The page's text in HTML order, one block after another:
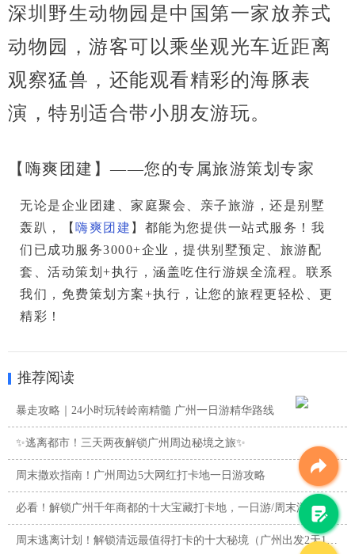
深圳野生动物园 是中国第一家放养式
动物园，游客可以乘坐观光车近距离
观察猛兽，还能观看精彩的海豚表
演，特别适合带小朋友游玩。
【嗨爽团建】——您的专属旅游策划专家
无论是企业团建、家庭聚会、亲子旅游，还是别墅
轰趴 ，【 嗨爽团建 】都能为您提供一站式服务！我
们已成功服务3000+企业 ，提供别墅预定、旅游配
套、活动策划+执行 ，涵盖 吃住行游娱全流程。联系
我们， 免费策划方案+执行 ，让您的旅程更轻松、更
精彩！
推荐阅读
暴走攻略｜24小时玩转岭南精髓 广州一日游精华路线
✨逃离都市！三天两夜解锁广州周边秘境之旅✨
周末撒欢指南！广州周边5大网红打卡地一日游攻略
必看！解锁广州千年商都的十大宝藏打卡地，一日游/周末游攻略
周末逃离计划！解锁清远最值得打卡的十大秘境（广州出发2天1夜 ...